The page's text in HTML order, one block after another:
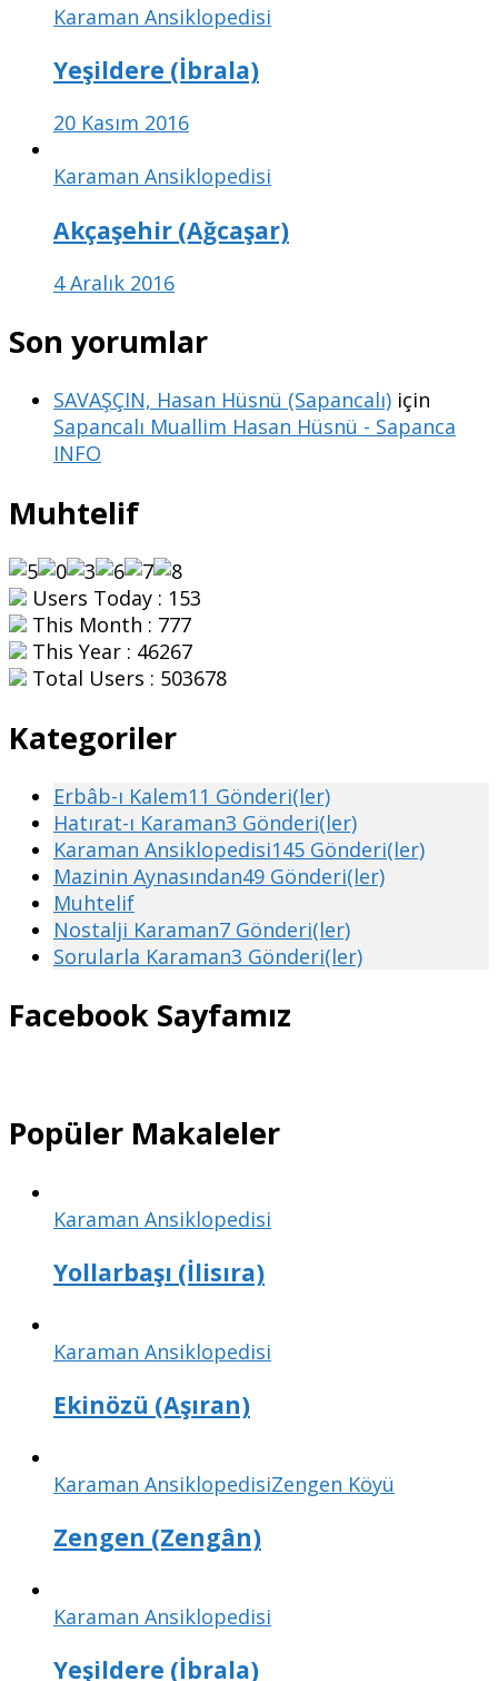
Karaman Ansiklopedisi
Yeşildere (İbrala)
20 Kasım 2016
Karaman Ansiklopedisi
Akçaşehir (Ağcaşar)
4 Aralık 2016
Son yorumlar
SAVAŞÇIN, Hasan Hüsnü (Sapancalı) için
Sapancalı Muallim Hasan Hüsnü - Sapanca
INFO
Muhtelif
Users Today : 153
This Month : 777
This Year : 46267
Total Users : 503678
Kategoriler
Erbâb-ı Kalem11 Gönderi(ler)
Hatırat-ı Karaman3 Gönderi(ler)
Karaman Ansiklopedisi145 Gönderi(ler)
Mazinin Aynasından49 Gönderi(ler)
Muhtelif
Nostalji Karaman7 Gönderi(ler)
Sorularla Karaman3 Gönderi(ler)
Facebook Sayfamız
Popüler Makaleler
Karaman Ansiklopedisi
Yollarbaşı (İlisıra)
Karaman Ansiklopedisi
Ekinözü (Aşıran)
Karaman AnsiklopedisiZengen Köyü
Zengen (Zengân)
Karaman Ansiklopedisi
Yeşildere (İbrala)